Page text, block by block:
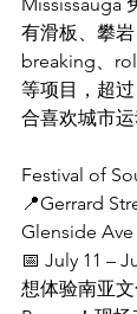
有滑板、攀岩
breaking、
等项目，超
合喜欢城市运
Festival of
📍Gerrard
Glenside
📅 July 11 –
想体验南亚